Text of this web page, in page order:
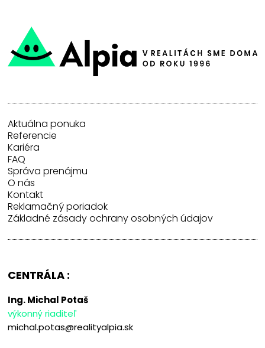
Aktuálna ponuka
Referencie
Kariéra
FAQ
Správa prenájmu
O nás
Kontakt
Reklamačný poriadok
Základné zásady ochrany osobných údajov
CENTRÁLA :
Ing. Michal Potaš
výkonný riaditeľ
michal.potas@realityalpia.sk